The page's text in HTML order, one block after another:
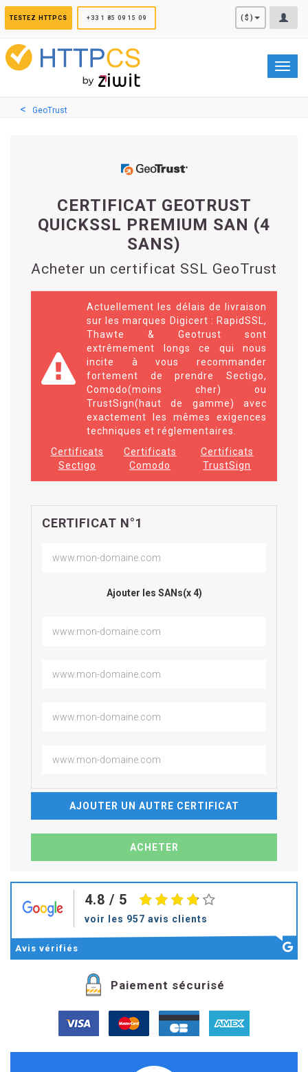
TESTEZ HTTPCS +33 1 85 09 15 09 ($)
GeoTrust
CERTIFICAT GEOTRUST
QUICKSSL PREMIUM SAN (4
SANS)
Acheter un certificat SSL GeoTrust
Actuellement les délais de livraison
sur les marques Digicert : RapidSSL,
Thawte & Geotrust sont
extrêmement longs ce qui nous
incite à vous recommander
fortement de prendre Sectigo,
Comodo(moins cher) ou
TrustSign(haut de gamme) avec
exactement les mêmes exigences
techniques et réglementaires.
Certificats
Sectigo
Certificats
Comodo
Certificats
TrustSign
CERTIFICAT N°1
Ajouter les SANs(x 4)
AJOUTER UN AUTRE CERTIFICAT
4.8 / 5
voir les 957 avis clients
Avis vérifiés
Paiement sécurisé
Panneau de gestion des cookies